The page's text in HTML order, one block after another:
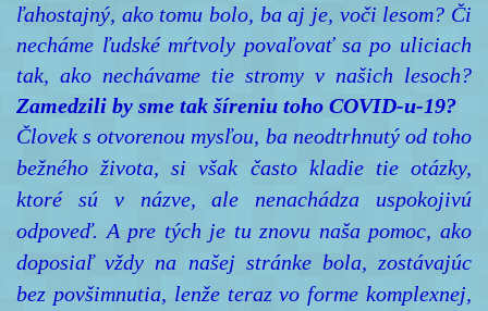
ľahostajný, ako tomu bolo, ba aj je, voči lesom? Či
necháme ľudské mŕtvoly povaľovať sa po uliciach
tak, ako nechávame tie stromy v našich lesoch?
Zamedzili by sme tak šíreniu toho COVID-u-19?
Človek s otvorenou mysľou, ba neodtrhnutý od toho
bežného života, si však často kladie tie otázky,
ktoré sú v názve, ale nenachádza uspokojivú
odpoveď. A pre tých je tu znovu naša pomoc, ako
doposiaľ vždy na našej stránke bola, zostávajúc
bez povšimnutia, lenže teraz vo forme komplexnej,